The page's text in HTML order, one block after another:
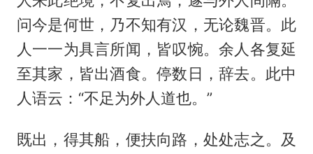
问今是何世，乃不知有汉，无论魏晋。此
人一一为具言所闻，皆叹惋。余人各复延
至其家，皆出酒食。停数日，辞去。此中
人语云：“不足为外人道也。”
既出，得其船，便扶向路，处处志之。及